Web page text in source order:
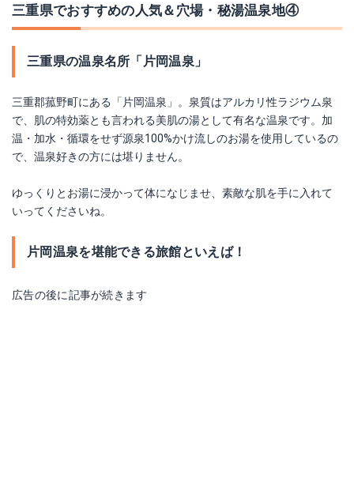
三重県でおすすめの人気＆穴場・秘湯温泉地④
三重県の温泉名所「片岡温泉」
三重郡菰野町にある「片岡温泉」。泉質はアルカリ性ラジウム泉
で、肌の特効薬とも言われる美肌の湯として有名な温泉です。加
温・加水・循環をせず源泉100%かけ流しのお湯を使用しているの
で、温泉好きの方には堪りません。
ゆっくりとお湯に浸かって体になじませ、素敵な肌を手に入れて
いってくださいね。
片岡温泉を堪能できる旅館といえば！
広告の後に記事が続きます